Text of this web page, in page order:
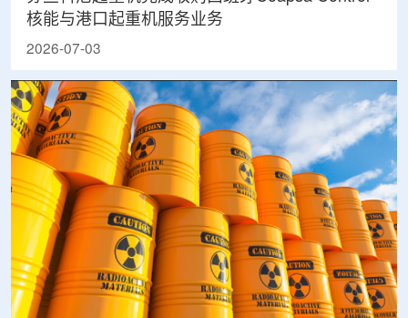
核能与港口起重机服务业务
2026-07-03